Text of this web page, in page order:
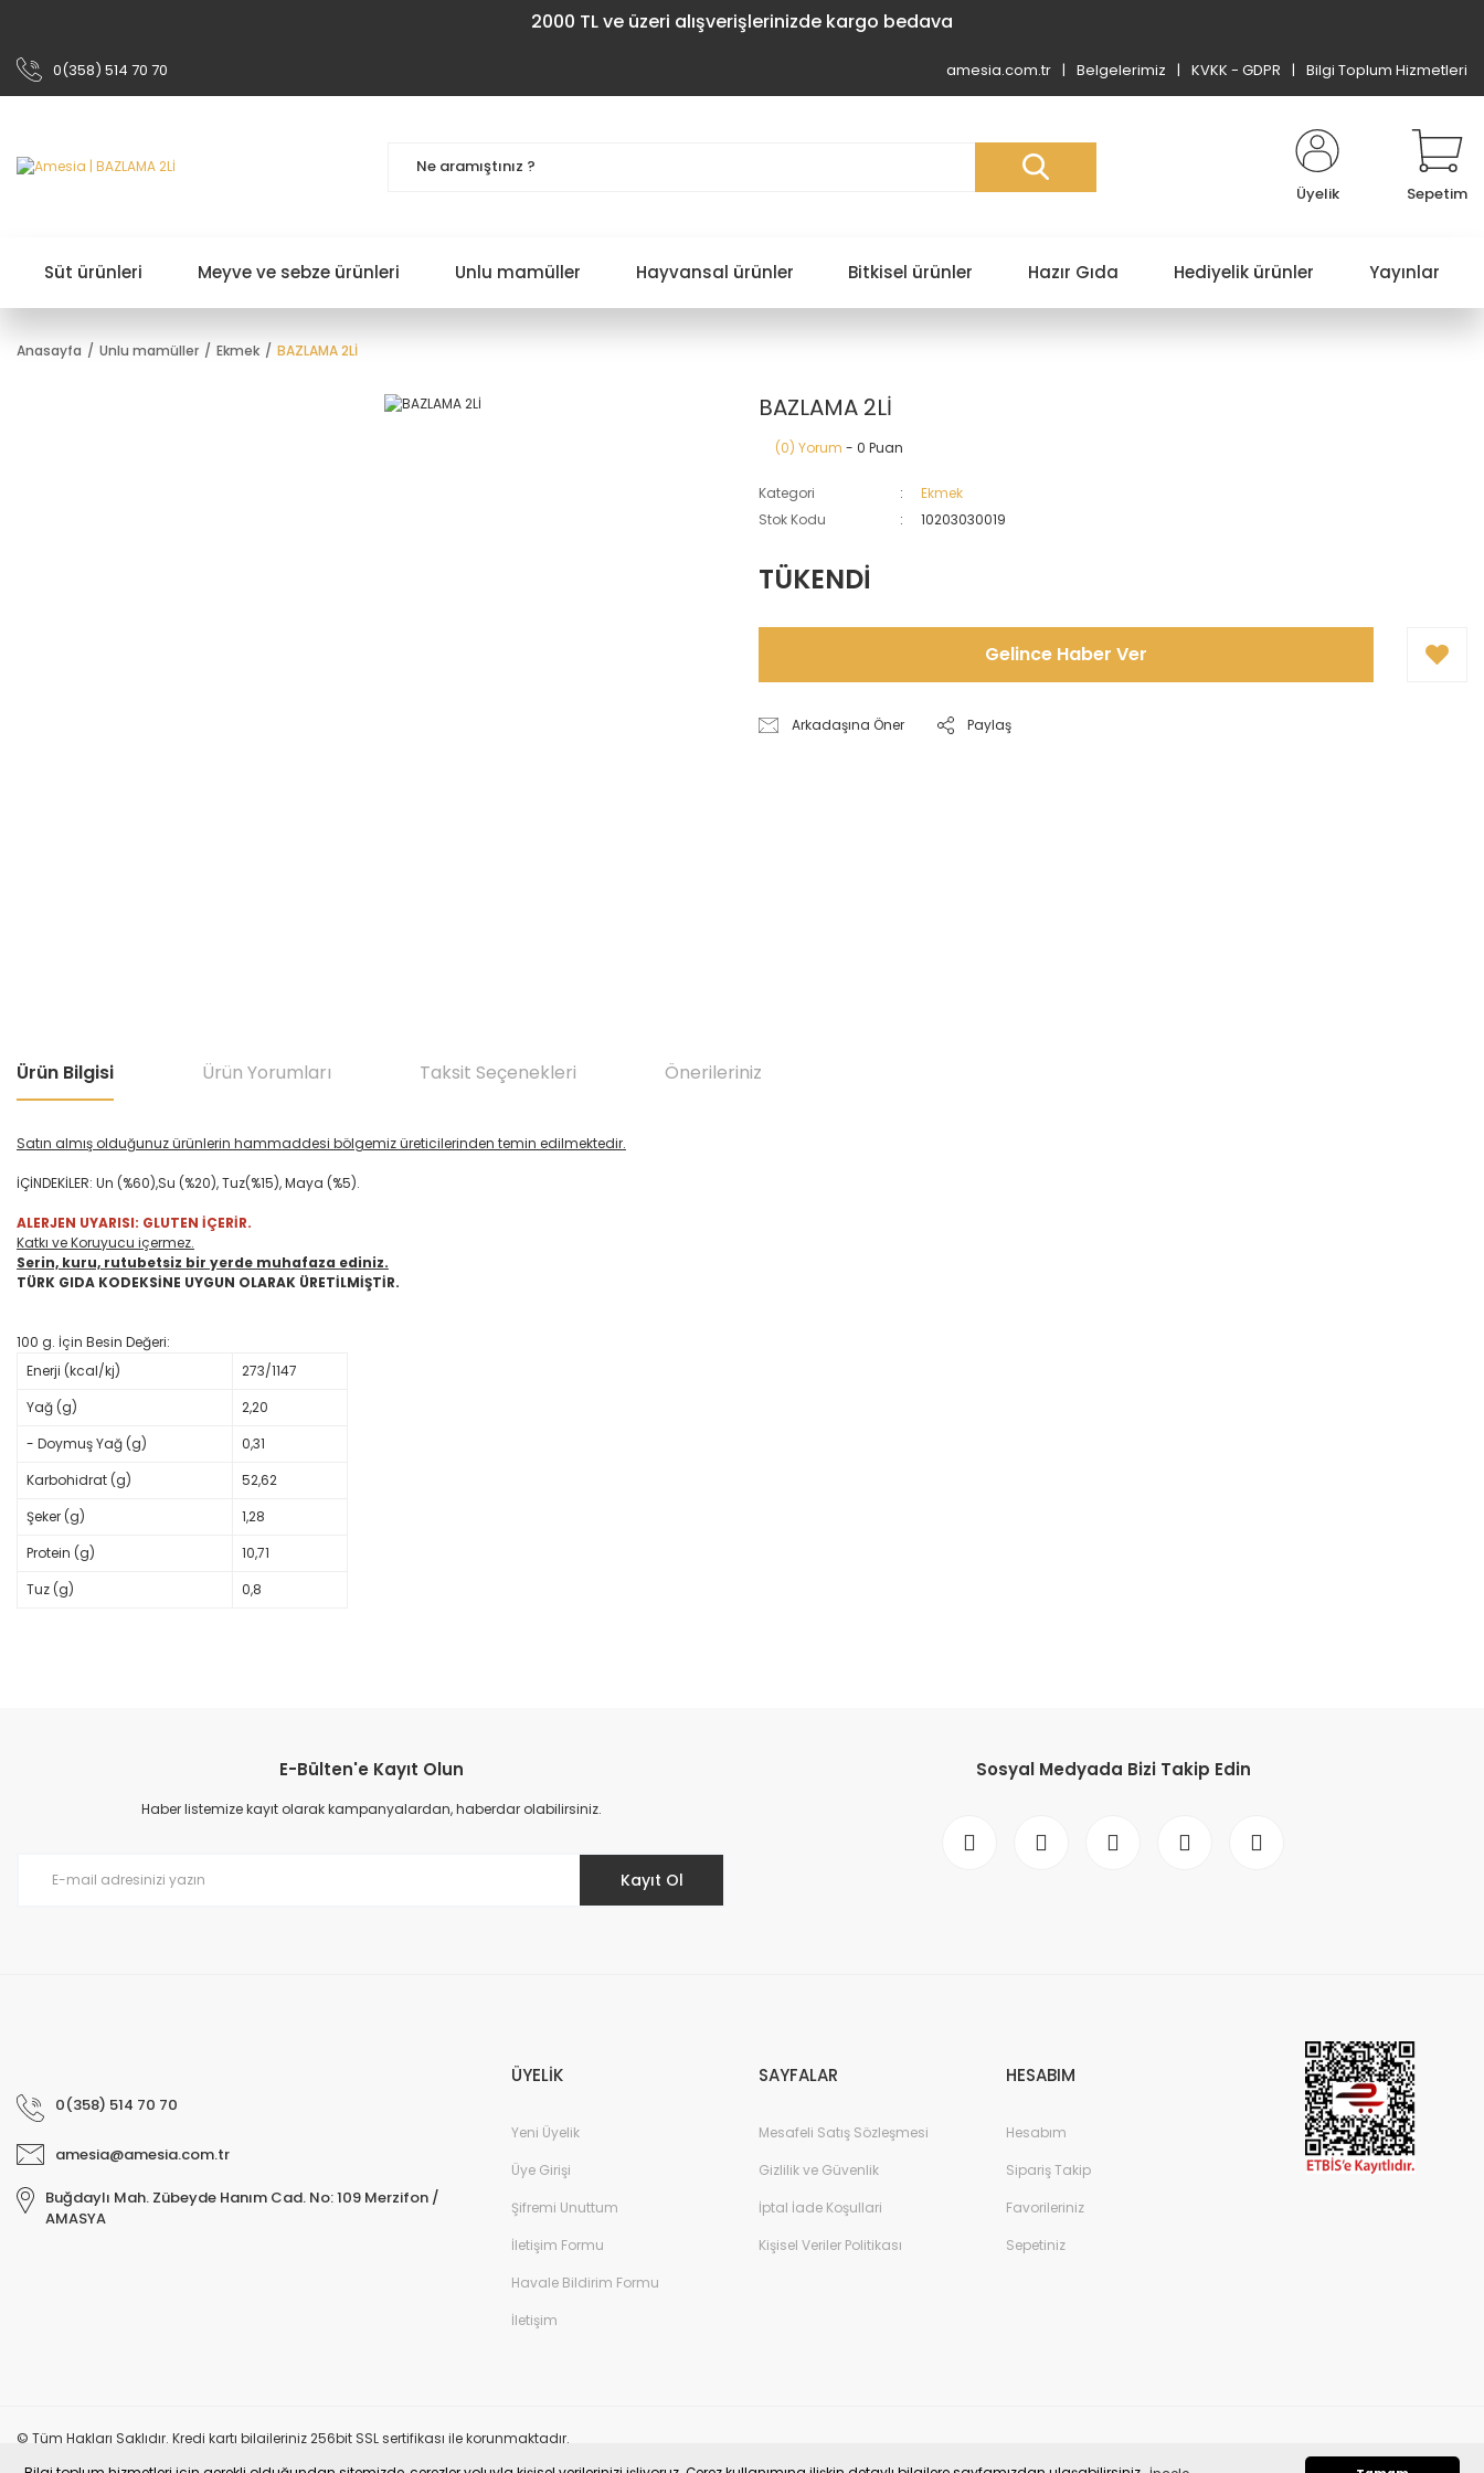
2000 TL ve üzeri alışverişlerinizde kargo bedava
0(358) 514 70 70 amesia.com.tr Belgelerimiz KVKK - GDPR Bilgi Toplum Hizmetleri
Üyelik Sepetim
Süt ürünleri Meyve ve sebze ürünleri Unlu mamüller Hayvansal ürünler Bitkisel ürünler Hazır Gıda Hediyelik ürünler Yayınlar
Anasayfa Unlu mamüller Ekmek BAZLAMA 2Lİ
BAZLAMA 2Lİ
(0) Yorum - 0 Puan
Kategori
Ekmek
Stok Kodu
10203030019
TÜKENDİ
Gelince Haber Ver
Arkadaşına Öner Paylaş
Ürün Bilgisi Ürün Yorumları Taksit Seçenekleri Önerileriniz
Satın almış olduğunuz ürünlerin hammaddesi bölgemiz üreticilerinden temin edilmektedir.
İÇİNDEKİLER: Un (%60),Su (%20), Tuz(%15), Maya (%5).
ALERJEN UYARISI: GLUTEN İÇERİR.
Katkı ve Koruyucu içermez.
Serin, kuru, rutubetsiz bir yerde muhafaza ediniz.
TÜRK GIDA KODEKSİNE UYGUN OLARAK ÜRETİLMİŞTİR.
100 g. İçin Besin Değeri:
Enerji (kcal/kj)
273/1147
Yağ (g)
2,20
- Doymuş Yağ (g)
0,31
Karbohidrat (g)
52,62
Şeker (g)
1,28
Protein (g)
10,71
Tuz (g)
0,8
Ürün resmi kalitesiz, bozuk veya görüntülenemiyor.
Ürün açıklamasında eksik bilgiler bulunuyor.
E-Bülten'e Kayıt Olun
Haber listemize kayıt olarak kampanyalardan, haberdar olabilirsiniz.
Kayıt Ol
Sosyal Medyada Bizi Takip Edin
0(358) 514 70 70
amesia@amesia.com.tr
Buğdaylı Mah. Zübeyde Hanım Cad. No: 109 Merzifon /
AMASYA
ÜYELİK
Yeni Üyelik
Üye Girişi
Şifremi Unuttum
İletişim Formu
Havale Bildirim Formu
İletişim
SAYFALAR
Mesafeli Satış Sözleşmesi
Gizlilik ve Güvenlik
İptal İade Koşullari
Kişisel Veriler Politikası
HESABIM
Hesabım
Sipariş Takip
Favorileriniz
Sepetiniz
© Tüm Hakları Saklıdır. Kredi kartı bilgileriniz 256bit SSL sertifikası ile korunmaktadır.